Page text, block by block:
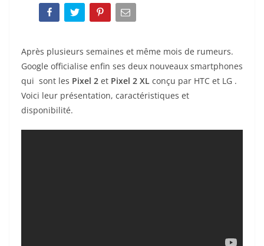
Après plusieurs semaines et même mois de rumeurs.
Google officialise enfin ses deux nouveaux smartphones
qui sont les Pixel 2 et Pixel 2 XL conçu par HTC et LG .
Voici leur présentation, caractéristiques et
disponibilité.